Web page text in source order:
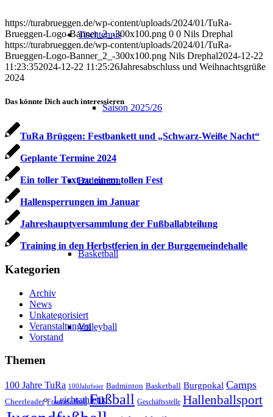
Tischtennis
Saison 2025/26
Badminton
Basketball
Volleyball
Leichtathletik
https://turabrueggen.de/wp-content/uploads/2024/01/TuRa-
Brueggen-Logo-Banner_2_-300x100.png 0 0 Nils Drephal
https://turabrueggen.de/wp-content/uploads/2024/01/TuRa-
Brueggen-Logo-Banner_2_-300x100.png Nils Drephal2024-12-22
11:23:352024-12-22 11:25:26Jahresabschluss und Weihnachtsgrüße
2024
Das könnte Dich auch interessieren
TuRa Brüggen: Festbankett und „Schwarz-Weiße Nacht“
Geplante Termine 2024
Ein toller Text zu einem tollen Fest
Hallensperrungen im Januar
Jahreshauptversammlung der Fußballabteilung
Training in den Herbstferien in der Burggemeindehalle
Kategorien
Archiv
News
Unkategorisiert
Veranstaltungen
Vorstand
Themen
100 Jahre TuRa 100Jahrfeier Badminton Basketball Burgpokal Camps
Cheerleader Frauenfußball Fußball Geschäftsstelle Hallenballsport